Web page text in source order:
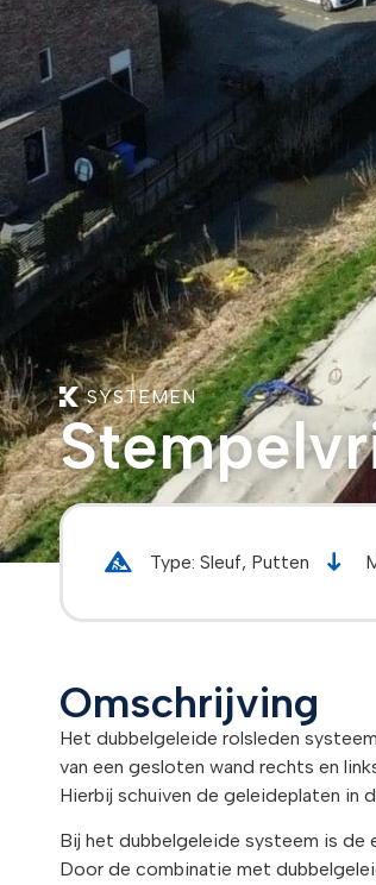
SYSTEMEN
Type: Sleuf, Putten
Omschrijving
Het dubbelgeleide rolsleden
van een gesloten wand rechts en
Hierbij schuiven de geleideplaten in
Bij het dubbelgeleide systeem is de
Door de combinatie met